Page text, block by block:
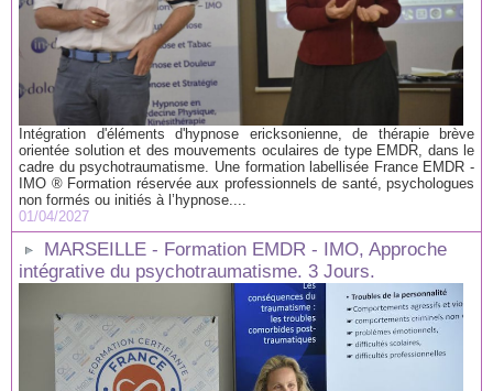
Intégration d'éléments d'hypnose ericksonienne, de thérapie brève
orientée solution et des mouvements oculaires de type EMDR, dans le
cadre du psychotraumatisme. Une formation labellisée France EMDR -
IMO ® Formation réservée aux professionnels de santé, psychologues
non formés ou initiés à l’hypnose....
01/04/2027
MARSEILLE - Formation EMDR - IMO, Approche
intégrative du psychotraumatisme. 3 Jours.